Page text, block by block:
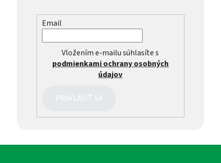
Email
Vložením e-mailu súhlasíte s
podmienkami ochrany osobných
údajov
PRIHLÁSIŤ SA
Z